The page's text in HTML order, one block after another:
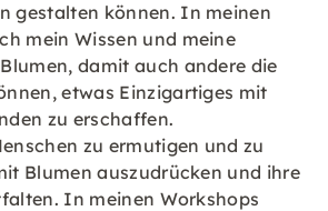
gestalten können. In meinen
mein Wissen und meine
damit auch andere die
etwas Einzigartiges mit
zu erschaffen.
zu ermutigen und zu
Blumen auszudrücken und ihre
In meinen Workshops